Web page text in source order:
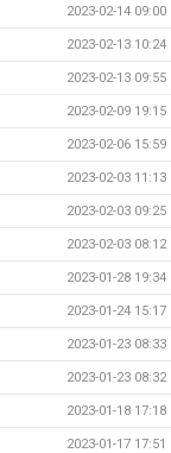
2023-02-14 09:00
2023-02-13 10:24
2023-02-13 09:55
2023-02-09 19:15
2023-02-06 15:59
2023-02-03 11:13
2023-02-03 09:25
2023-02-03 08:12
2023-01-28 19:34
2023-01-24 15:17
2023-01-23 08:33
2023-01-23 08:32
2023-01-18 17:18
2023-01-17 17:51